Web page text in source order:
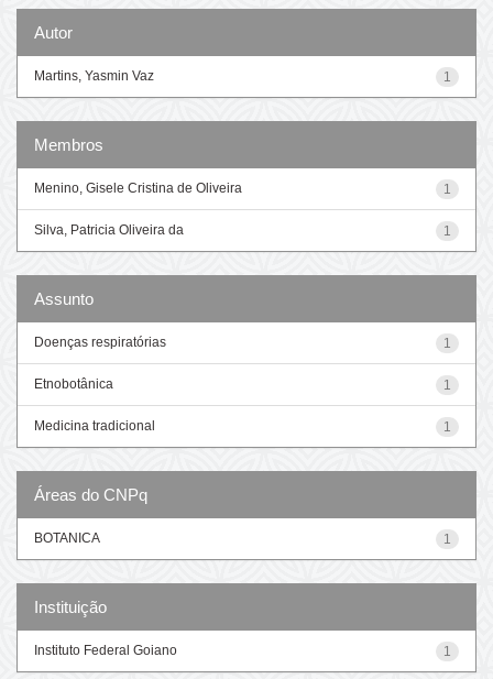
Autor
1
Martins, Yasmin Vaz
Membros
1
Menino, Gisele Cristina de Oliveira
1
Silva, Patricia Oliveira da
Assunto
1
Doenças respiratórias
1
Etnobotânica
1
Medicina tradicional
Áreas do CNPq
1
BOTANICA
Instituição
1
Instituto Federal Goiano